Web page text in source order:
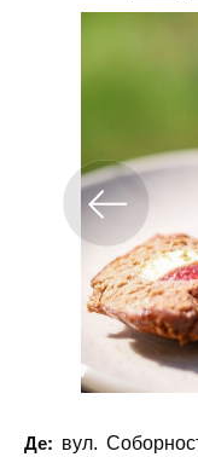
Де: вул.